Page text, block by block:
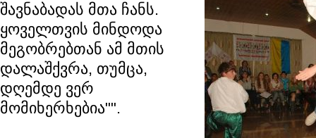
შავნაბადას მთა ჩანს.
ყოველთვის მინდოდა
მეგობრებთან ამ მთის
დალაშქვრა, თუმცა,
დღემდე ვერ
მომიხერხებია"".